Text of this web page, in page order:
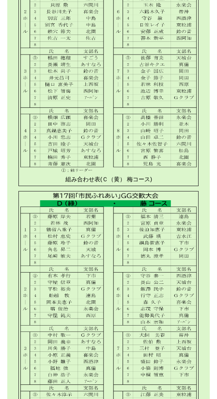
組み合わせ表(Ｃ（黄） 梅コース)